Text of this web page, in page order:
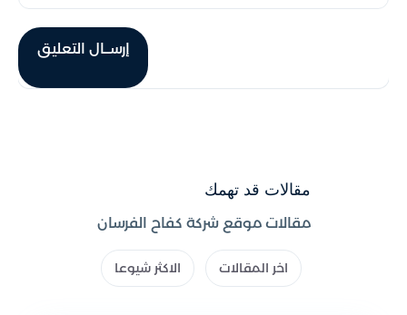
إرســال التعليق
مقالات قد تهمك
مقالات موقع شركة كفاح الفرسان
اخر المقالات الاكثر شيوعا